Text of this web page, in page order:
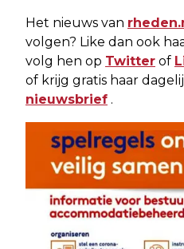
Het nieuws van
volgen? Like dan ook
volg hen op Twitter of
of krijg gratis haar
nieuwsbrief .